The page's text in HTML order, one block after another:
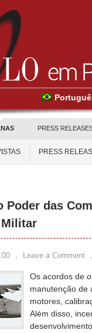
PRESS
PRESS
Poder das
, Leave a Comment ,
Os acordos de
manutenção de
motores,
Além disso,